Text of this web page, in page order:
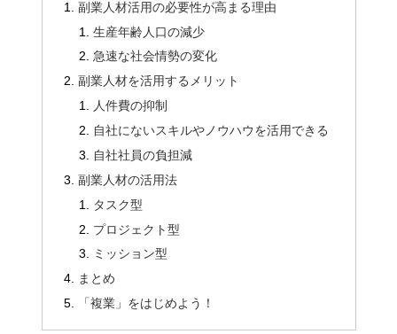
副業人材活用の必要性が高まる理由
生産年齢人口の減少
急速な社会情勢の変化
副業人材を活用するメリット
人件費の抑制
自社にないスキルやノウハウを活用できる
自社社員の負担減
副業人材の活用法
タスク型
プロジェクト型
ミッション型
まとめ
「複業」をはじめよう！